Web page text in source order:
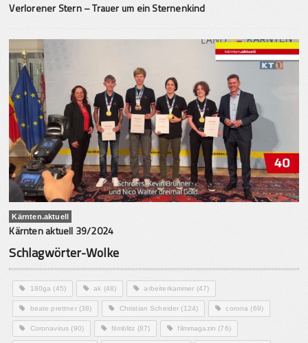
Verlorener Stern – Trauer um ein Sternenkind
Kärnten.aktuell
Kärnten aktuell 39/2024
Schlagwörter-Wolke
180ga (45) ak (48) arbeiterkammer (47)
beate prettner(38) Christian Scheider (124) corona (69)
Coronavirus (90) filmblitz (87) filmmagazin (76)